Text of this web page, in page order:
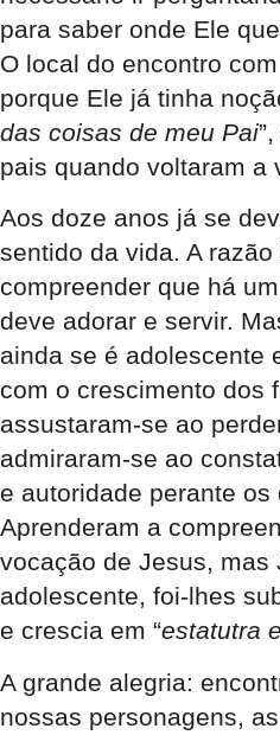
para saber onde Ele
O local do encontro
porque Ele já tinha
das coisas de meu Pai
pais quando voltaram a
Aos doze anos já se
sentido da vida. A
compreender que há
deve adorar e servir.
ainda se é adolescente
com o crescimento dos
assustaram-se ao
admiraram-se ao
e autoridade perante os
Aprenderam a
vocação de Jesus, mas
adolescente, foi-lhes
e crescia em “estatutra
A grande alegria:
nossas personagens,